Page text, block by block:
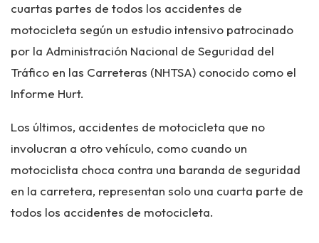
cuartas partes de todos los accidentes de
motocicleta según un estudio intensivo patrocinado
por la Administración Nacional de Seguridad del
Tráfico en las Carreteras (NHTSA) conocido como el
Informe Hurt.
Los últimos, accidentes de motocicleta que no
involucran a otro vehículo, como cuando un
motociclista choca contra una baranda de seguridad
en la carretera, representan solo una cuarta parte de
todos los accidentes de motocicleta.